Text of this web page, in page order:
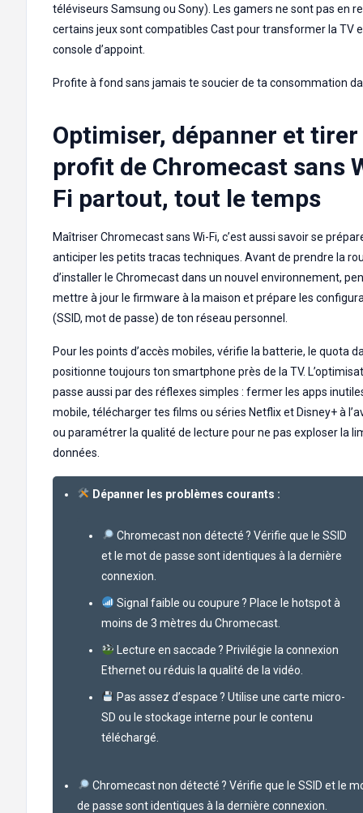
téléviseurs Samsung ou Sony). Les gamers ne sont pas en
certains jeux sont compatibles Cast pour transformer la TV
console d’appoint.
Profite à fond sans jamais te soucier de ta consommation
Optimiser, dépanner et tirer
profit de Chromecast sans
Fi partout, tout le temps
Maîtriser Chromecast sans Wi-Fi, c’est aussi savoir se
anticiper les petits tracas techniques. Avant de prendre la
d’installer le Chromecast dans un nouvel environnement,
mettre à jour le firmware à la maison et prépare les
(SSID, mot de passe) de ton réseau personnel.
Pour les points d’accès mobiles, vérifie la batterie, le quota
positionne toujours ton smartphone près de la TV.
passe aussi par des réflexes simples : fermer les apps
mobile, télécharger tes films ou séries Netflix et Disney+ à
ou paramétrer la qualité de lecture pour ne pas exploser la
données.
Dépanner les problèmes courants :
Chromecast non détecté ? Vérifie que le SSID
et le mot de passe sont identiques à la dernière
connexion.
Signal faible ou coupure ? Place le hotspot à
moins de 3 mètres du Chromecast.
Lecture en saccade ? Privilégie la connexion
Ethernet ou réduis la qualité de la vidéo.
Pas assez d’espace ? Utilise une carte micro-
SD ou le stockage interne pour le contenu
téléchargé.
Chromecast non détecté ? Vérifie que le SSID et le
de passe sont identiques à la dernière connexion.